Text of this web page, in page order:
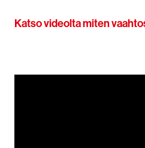
Katso videolta miten